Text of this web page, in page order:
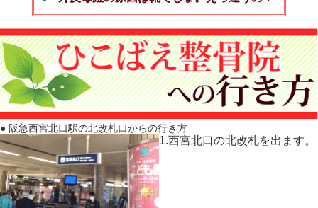
● 阪急西宮北口駅の北改札口からの行き方
1.西宮北口の北改札を出ます。